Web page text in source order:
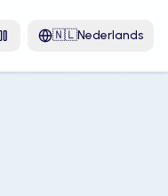
Animaties aan
🇳🇱Nederlands